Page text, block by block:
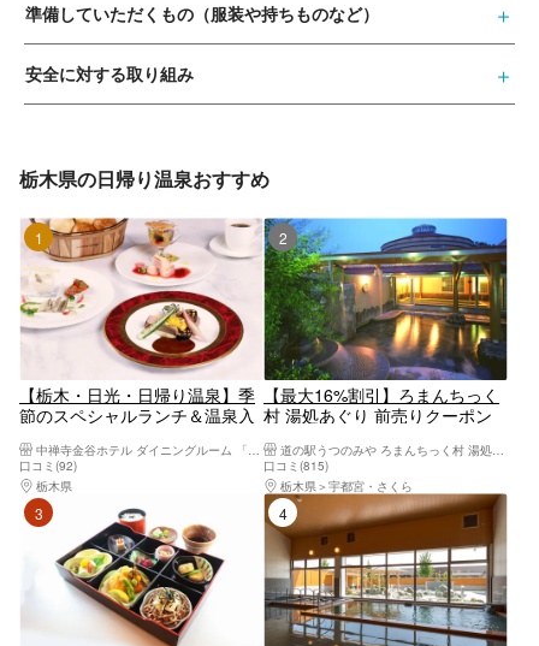
準備していただくもの（服装や持ちものなど）
安全に対する取り組み
栃木県の日帰り温泉おすすめ
1位
【栃木・日光・日帰り温泉】季
節のスペシャルランチ＆温泉入
中禅寺金谷ホテル ダイニングルーム 「みずなら」
口コミ(92)
栃木県
日光・霧降高原・奥日光・中禅寺湖・今市
2位
【最大16%割引】ろまんちっく
村 湯処あぐり 前売りクーポン
道の駅うつのみや ろまんちっく村 湯処あぐり
口コミ(815)
栃木県
宇都宮・さくら
4位